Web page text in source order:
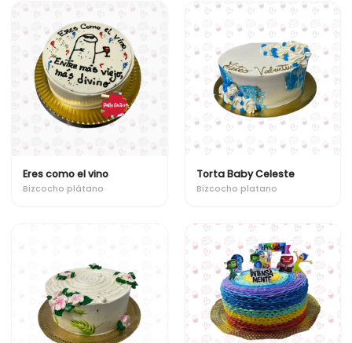
Eres como el vino
Bizcocho plátano
Torta Baby Celeste
Bizcocho platano